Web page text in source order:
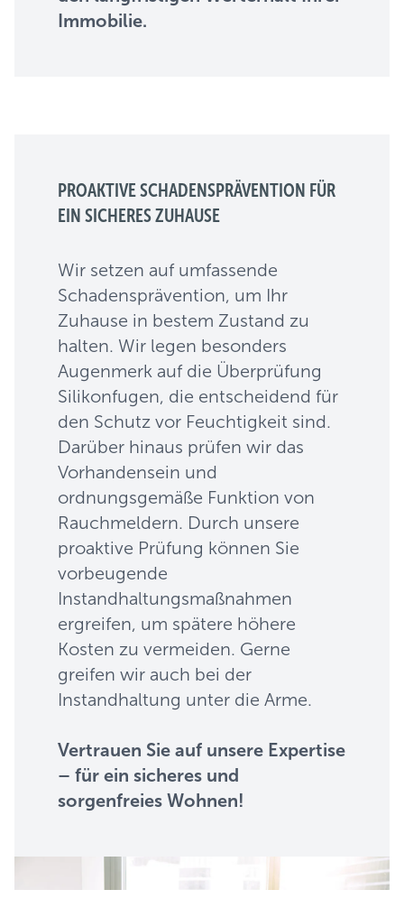
Immobilie.
PROAKTIVE SCHADENSPRÄVENTION FÜR
EIN SICHERES ZUHAUSE
Wir setzen auf umfassende
Schadensprävention, um Ihr
Zuhause in bestem Zustand zu
halten. Wir legen besonders
Augenmerk auf die Überprüfung
Silikonfugen, die entscheidend für
den Schutz vor Feuchtigkeit sind.
Darüber hinaus prüfen wir das
Vorhandensein und
ordnungsgemäße Funktion von
Rauchmeldern. Durch unsere
proaktive Prüfung können Sie
vorbeugende
Instandhaltungsmaßnahmen
ergreifen, um spätere höhere
Kosten zu vermeiden. Gerne
greifen wir auch bei der
Instandhaltung unter die Arme.
Vertrauen Sie auf unsere Expertise
– für ein sicheres und
sorgenfreies Wohnen!